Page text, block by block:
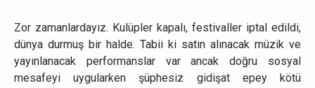
Zor zamanlardayız. Kulüpler kapalı, festivaller iptal edildi,
dünya durmuş bir halde. Tabii ki satın alınacak müzik ve
yayınlanacak performanslar var ancak doğru sosyal
mesafeyi uygularken şüphesiz gidişat epey kötü